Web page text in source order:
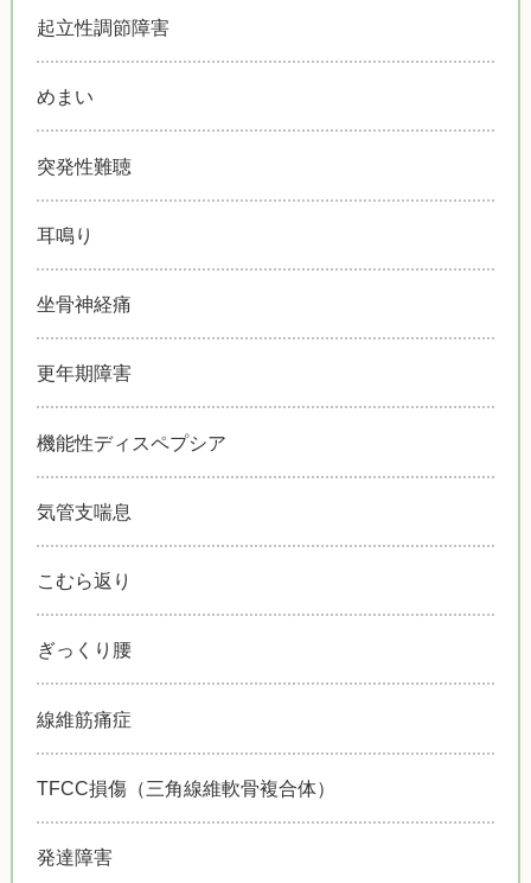
起立性調節障害
めまい
突発性難聴
耳鳴り
坐骨神経痛
更年期障害
機能性ディスペプシア
気管支喘息
こむら返り
ぎっくり腰
線維筋痛症
TFCC損傷（三角線維軟骨複合体）
発達障害